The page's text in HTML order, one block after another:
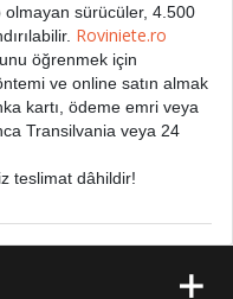
olmayan sürücüler, 4.500
Roviniete.ro
öğrenmek için
ve online satın almak
kartı, ödeme emri veya
Transilvania veya 24
teslimat dâhildir!
+